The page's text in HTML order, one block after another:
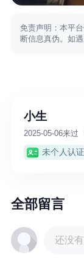
免责声明：本平
断信息真伪。如
小生
2025-05-06来过
未个人认证
全部留言
还没